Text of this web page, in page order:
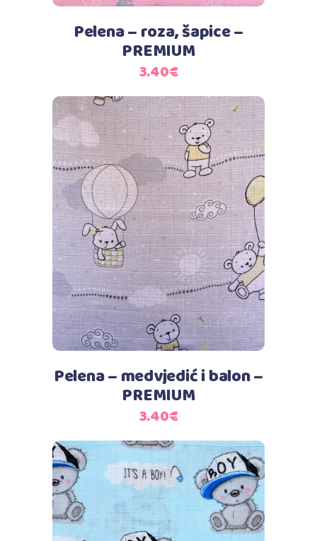
Pelena – roza, šapice –
PREMIUM
3.40€
Dodaj u košaricu
Pelena – medvjedić i balon –
PREMIUM
3.40€